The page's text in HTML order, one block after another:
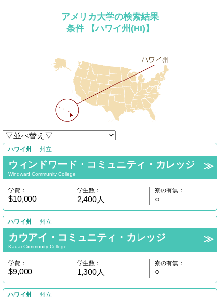
アメリカ大学の検索結果
条件 【ハワイ州(HI)】
ハワイ州 州立
ウィンドワード・コミュニティ・カレッジ
Windward Community College
学費：
$10,000
学生数：
2,400人
寮の有無：
○
ハワイ州 州立
カウアイ・コミュニティ・カレッジ
Kauai Community College
学費：
$9,000
学生数：
1,300人
寮の有無：
○
ハワイ州 州立